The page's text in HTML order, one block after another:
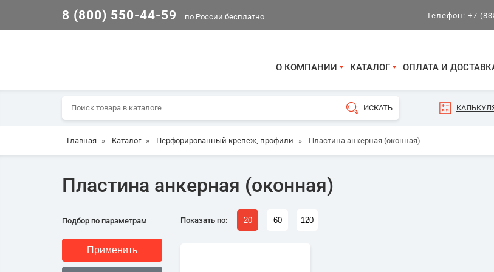
8 (800) 550-44-59 по России бесплатно Телефон: +7
О КОМПАНИИ КАТАЛОГ ОПЛАТА И
Главная » Каталог » Перфорированный крепеж, профили » Пластина анкерная (оконная)
Пластина анкерная (оконная)
Подбор по параметрам Показать по: 20 60 120